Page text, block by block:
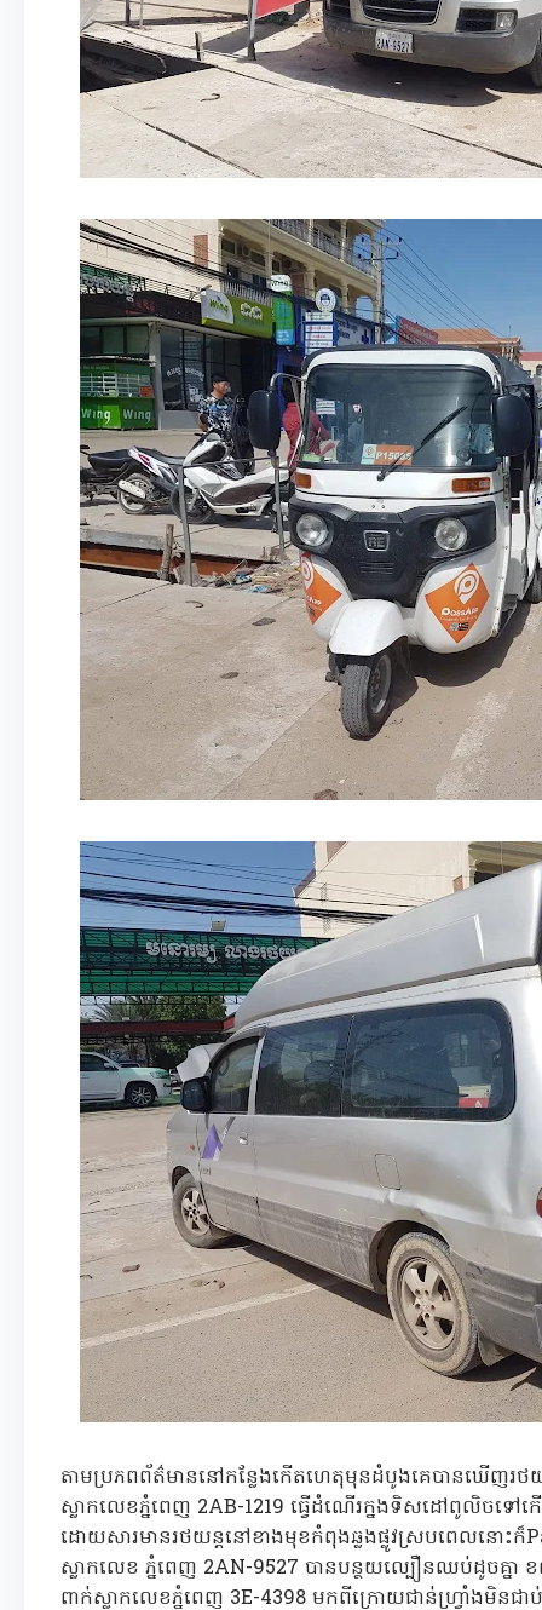
តាមប្រភពព័ត៌មាននៅកន្លែងកើតហេតុមុនដំបូងគេបានឃើញ
ស្លាកលេខភ្នំពេញ 2AB-1219 ធ្វើដំណើរក្នងទិសដៅពូលិច
ដោយសារមានរថយន្តនៅខាងមុខកំពុងឆ្លងផ្លូវស្របពេលនោះក៏
ស្លាកលេខ ភ្នំពេញ 2AN-9527 បានបន្ថយល្បឿនឈប់ដូចគ្ន
ពាក់ស្លាកលេខ​ភ្នំពេញ 3E-4398 មកពីក្រោយជាន់ហ្រ្វាំងមិន